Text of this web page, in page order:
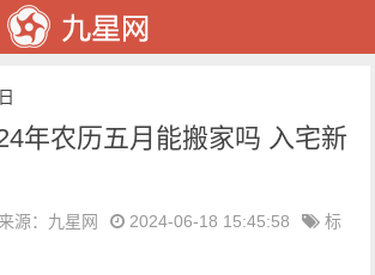
年农历五月能搬家吗 入宅新
来源：九星网 2024-06-18 15:45:58
标